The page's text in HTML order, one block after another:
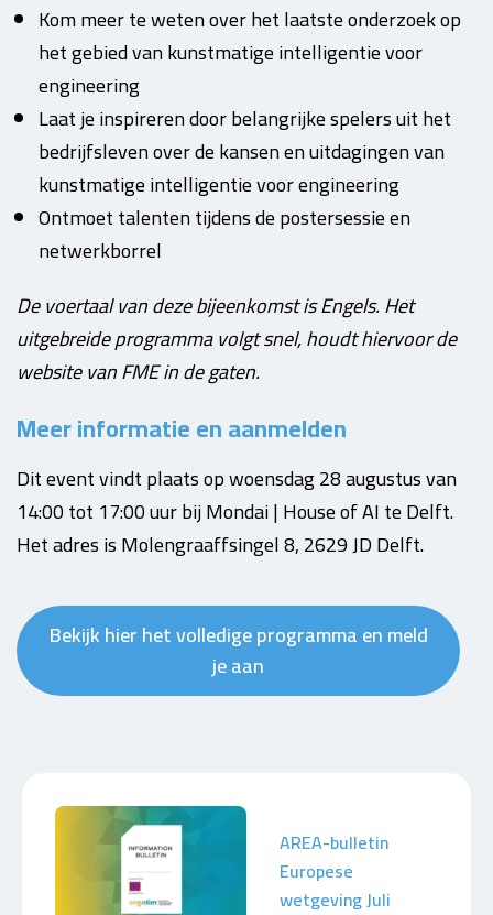
Kom meer te weten over het laatste onderzoek op
het gebied van kunstmatige intelligentie voor
engineering
Laat je inspireren door belangrijke spelers uit het
bedrijfsleven over de kansen en uitdagingen van
kunstmatige intelligentie voor engineering
Ontmoet talenten tijdens de postersessie en
netwerkborrel
De voertaal van deze bijeenkomst is Engels. Het
uitgebreide programma volgt snel, houdt hiervoor de
website van FME in de gaten.
Meer informatie en aanmelden
Dit event vindt plaats op woensdag 28 augustus van
14:00 tot 17:00 uur bij Mondai | House of AI te Delft.
Het adres isMolengraaffsingel 8, 2629 JD Delft.
Bekijk hier het volledige programma en meld
je aan
AREA-bulletin
Europese
wetgeving Juli